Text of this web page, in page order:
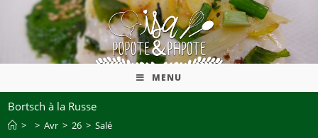
MENU
Bortsch à la Russe
> > Avr > 26 > Salé